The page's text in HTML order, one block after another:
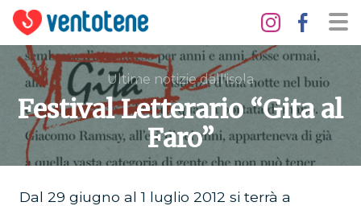
Ultime notizie dall'isola
Festival Letterario “Gita al
Faro”
Dal 29 giugno al 1 luglio 2012 si terrà a